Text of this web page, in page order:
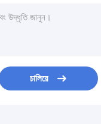
চালিয়ে